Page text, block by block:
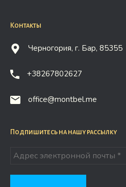
Контакты
Черногория, г. Бар, 85355
+38267802627
office@montbel.me
Подпишитесь на нашу рассылку